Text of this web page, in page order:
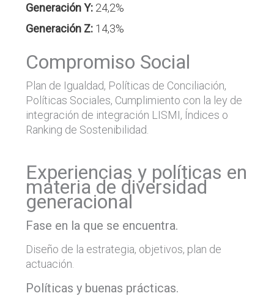
Generación Y:24,2%
Generación Z:14,3%
Compromiso Social
Plan de Igualdad, Políticas de Conciliación,
Políticas Sociales, Cumplimiento con la ley de
integración de integración LISMI, Índices o
Ranking de Sostenibilidad.
Experiencias y políticas en
materia de diversidad
generacional
Fase en la que se encuentra.
Diseño de la estrategia, objetivos, plan de
actuación.
Políticas y buenas prácticas.